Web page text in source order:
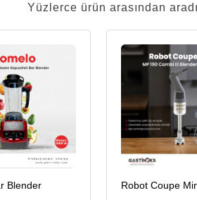
Yüzlerce ürün arasından